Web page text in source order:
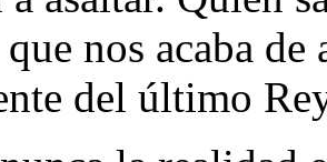
nos acaba de
del último